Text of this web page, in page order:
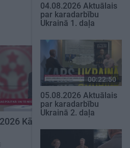
00:22:35
Kārtības rullis 3.
04.08.2026 Aktuālais
par karadarbību
Ukrainā 1. daļa
00:22:50
05.08.2026 Aktuālais
par karadarbību
Ukrainā 2. daļa